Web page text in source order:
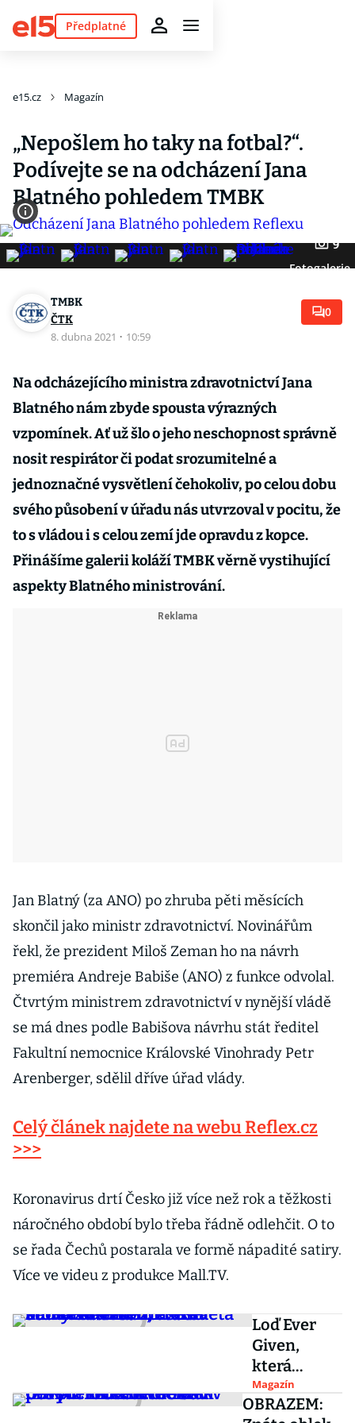
Předplatné
e15.cz Magazín
„Nepošlem ho taky na fotbal?“.
Podívejte se na odcházení Jana
Blatného pohledem TMBK
9
Fotogalerie
TMBK
ČTK
8. dubna 2021 · 10:59
0
Na odcházejícího ministra zdravotnictví Jana
Blatného nám zbyde spousta výrazných
vzpomínek. Ať už šlo o jeho neschopnost správně
nosit respirátor či podat srozumitelné a
jednoznačné vysvětlení čehokoliv, po celou dobu
svého působení v úřadu nás utvrzoval v pocitu, že
to s vládou i s celou zemí jde opravdu z kopce.
Přinášíme galerii koláží TMBK věrně vystihující
aspekty Blatného ministrování.
Jan Blatný (za ANO) po zhruba pěti měsících
skončil jako ministr zdravotnictví. Novinářům
řekl, že prezident Miloš Zeman ho na návrh
premiéra Andreje Babiše (ANO) z funkce odvolal.
Čtvrtým ministrem zdravotnictví v nynější vládě
se má dnes podle Babišova návrhu stát ředitel
Fakultní nemocnice Královské Vinohrady Petr
Arenberger, sdělil dříve úřad vlády.
Celý článek najdete na webu Reflex.cz
>>>
Koronavirus drtí Česko již více než rok a těžkosti
náročného období bylo třeba řádně odlehčit. O to
se řada Čechů postarala ve formě nápadité satiry.
Více ve videu z produkce Mall.TV.
Loď Ever
Given,
která
blokovala
Suez,
Magazín
OBRAZEM: